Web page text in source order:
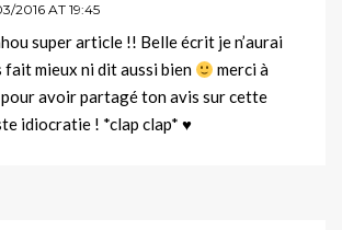
2016 AT 19:45
super article !! Belle écrit je n’aurai
fait mieux ni dit aussi bien
merci à
avoir partagé ton avis sur cette
idiocratie ! *clap clap* ♥